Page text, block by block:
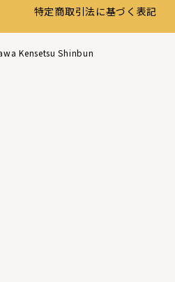
特定商取引法に基づく表記
Kensetsu Shinbun